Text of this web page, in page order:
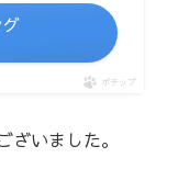
ポチップ
いました。